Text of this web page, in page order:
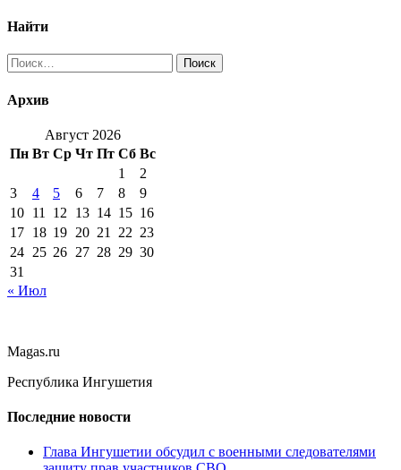
Найти
Найти:
Архив
Август 2026
Пн Вт Ср Чт Пт Сб Вс
1
2
3
4 5 6 7 8
9
10 11 12 13 14 15 16
17 18 19 20 21 22 23
24 25 26 27 28 29 30
31
« Июл
Magas.ru
Республика Ингушетия
Последние новости
Глава Ингушетии обсудил с военными следователями